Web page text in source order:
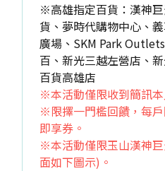
※高雄指定百貨：漢神
貨、夢時代購物中心、
廣場、SKM Park
百、新光三越左營店、
百貨高雄店
※本活動僅限收到簡訊
※限擇一門檻回饋，每
即享券。
※本活動僅限玉山漢神
面如下圖示)。